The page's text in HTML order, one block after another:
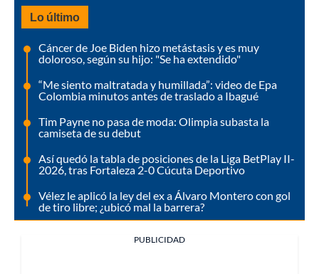
Lo último
Cáncer de Joe Biden hizo metástasis y es muy
doloroso, según su hijo: "Se ha extendido"
“Me siento maltratada y humillada”: video de Epa
Colombia minutos antes de traslado a Ibagué
Tim Payne no pasa de moda: Olimpia subasta la
camiseta de su debut
Así quedó la tabla de posiciones de la Liga BetPlay II-
2026, tras Fortaleza 2-0 Cúcuta Deportivo
Vélez le aplicó la ley del ex a Álvaro Montero con gol
de tiro libre; ¿ubicó mal la barrera?
PUBLICIDAD